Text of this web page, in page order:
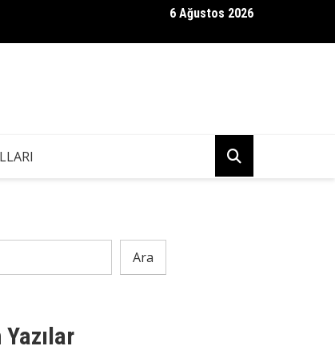
Kızım, Eşimin İş Arkadaşına “Neden Babamın
6 Ağustos 2026
Ara
Yazılar